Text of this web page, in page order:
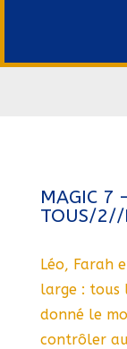
MAGIC 7
TOUS/2//
Léo, Farah
large : tous
donné le
contrôler au